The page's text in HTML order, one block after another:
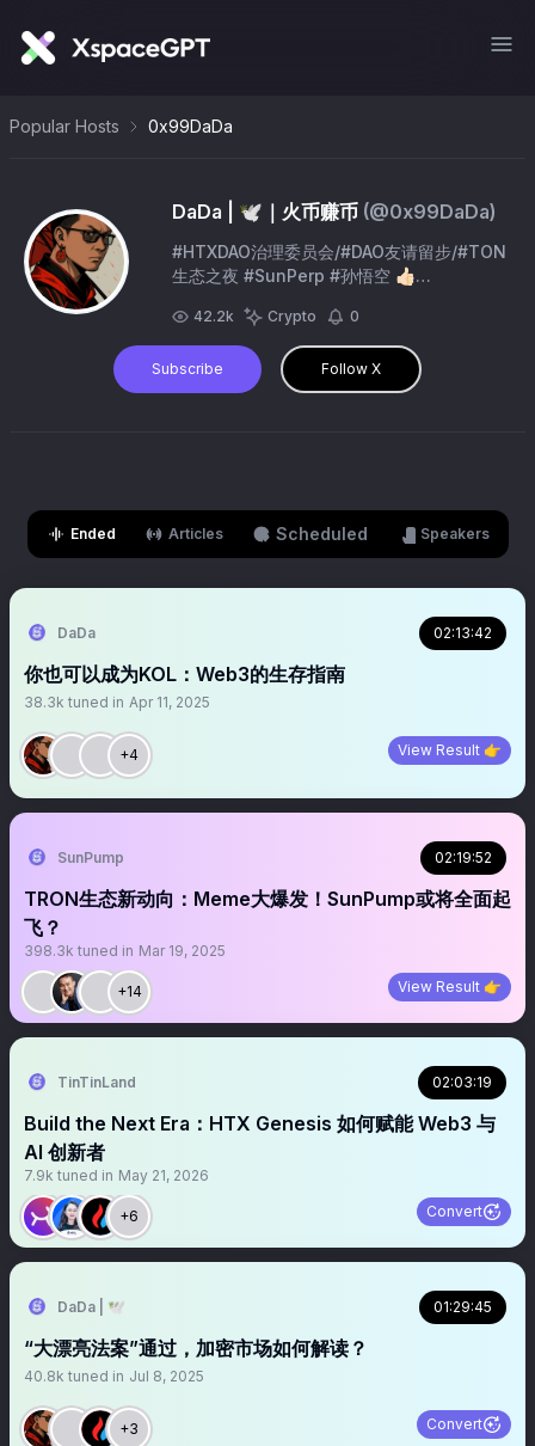
Popular Hosts 0x99DaDa
DaDa | 🕊️｜火币赚币 (@0x99DaDa)
#HTXDAO治理委员会/#DAO友请留步/#TON
生态之夜 #SunPerp #孙悟空 👍🏻
👉 https://t.co/sQ8dU3Fpfi #Binance 你
的数字货币交易平台 👉
https://t.co/WyMImlHDxY
42.2k Crypto 0
Subscribe Follow X
Ended Articles Scheduled Speakers
DaDa 02:13:42
你也可以成为KOL：Web3的生存指南
38.3k tuned in Apr 11, 2025
+4 View Result 👉
SunPump 02:19:52
TRON生态新动向：Meme大爆发！SunPump或将全面起
飞？
398.3k tuned in Mar 19, 2025
+14 View Result 👉
TinTinLand 02:03:19
Build the Next Era：HTX Genesis 如何赋能 Web3 与
AI 创新者
7.9k tuned in May 21, 2026
+6 Convert
DaDa | 🕊️ 01:29:45
“大漂亮法案”通过，加密市场如何解读？
40.8k tuned in Jul 8, 2025
+3 Convert